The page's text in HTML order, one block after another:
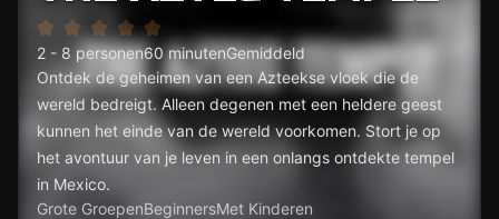
2 - 8 personen60 minutenGemiddeld
Ontdek de geheimen van een Azteekse vloek die de
wereld bedreigt. Alleen degenen met een heldere geest
kunnen het einde van de wereld voorkomen. Stort je op
het avontuur van je leven in een onlangs ontdekte tempel
in Mexico.
Grote GroepenBeginnersMet Kinderen